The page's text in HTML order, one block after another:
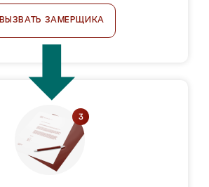
ВЫЗВАТЬ ЗАМЕРЩИКА